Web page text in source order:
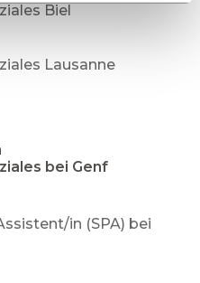
Biel
Lausanne
bei Genf
in (SPA) bei